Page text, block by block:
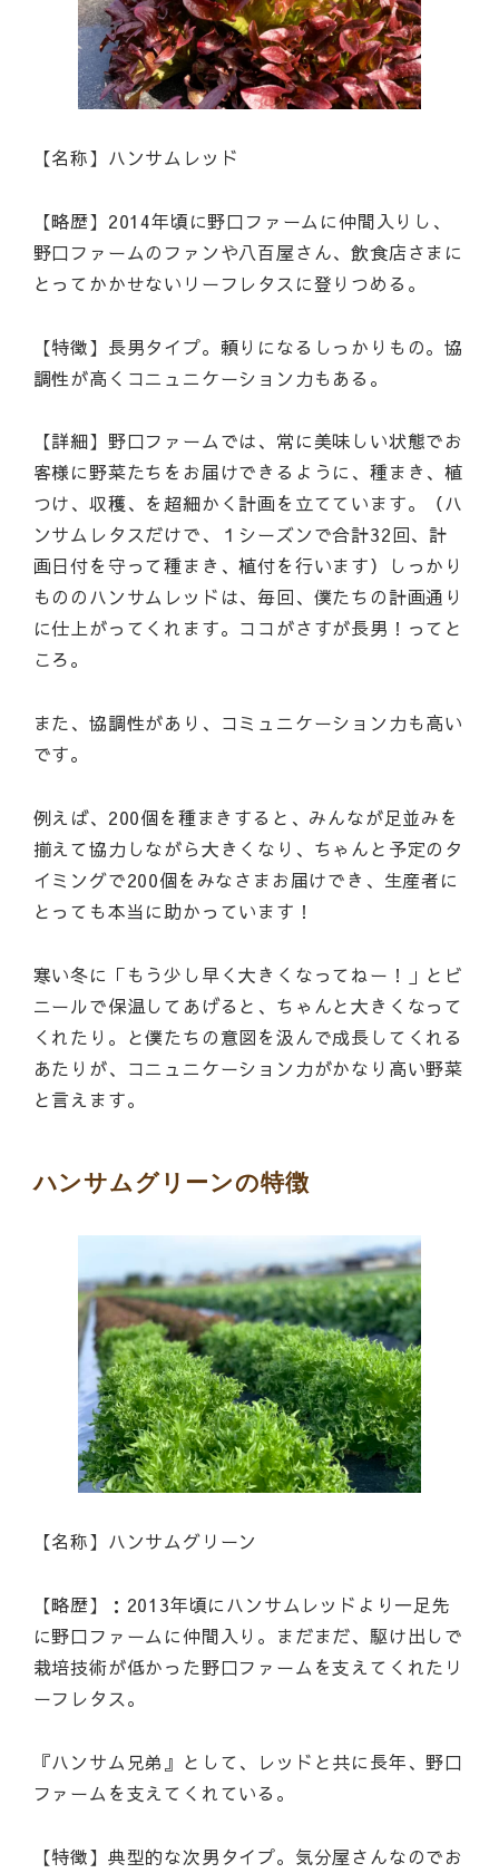
【名称】ハンサムレッド
【略歴】2014年頃に野口ファームに仲間入りし、
野口ファームのファンや八百屋さん、飲食店さまに
とってかかせないリーフレタスに登りつめる。
【特徴】長男タイプ。頼りになるしっかりもの。協
調性が高くコニュニケーション力もある。
【詳細】野口ファームでは、常に美味しい状態でお
客様に野菜たちをお届けできるように、種まき、植
つけ、収穫、を超細かく計画を立てています。（ハ
ンサムレタスだけで、１シーズンで合計32回、計
画日付を守って種まき、植付を行います）しっかり
もののハンサムレッドは、毎回、僕たちの計画通り
に仕上がってくれます。ココがさすが長男！ってと
ころ。
また、協調性があり、コミュニケーション力も高い
です。
例えば、200個を種まきすると、みんなが足並みを
揃えて協力しながら大きくなり、ちゃんと予定のタ
イミングで200個をみなさまお届けでき、生産者に
とっても本当に助かっています！
寒い冬に「もう少し早く大きくなってねー！」とビ
ニールで保温してあげると、ちゃんと大きくなって
くれたり。と僕たちの意図を汲んで成長してくれる
あたりが、コニュニケーション力がかなり高い野菜
と言えます。
ハンサムグリーンの特徴
【名称】ハンサムグリーン
【略歴】：2013年頃にハンサムレッドより一足先
に野口ファームに仲間入り。まだまだ、駆け出しで
栽培技術が低かった野口ファームを支えてくれたリ
ーフレタス。
『ハンサム兄弟』として、レッドと共に長年、野口
ファームを支えてくれている。
【特徴】典型的な次男タイプ。気分屋さんなのでお